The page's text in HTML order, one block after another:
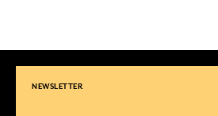
NEWSLETTER